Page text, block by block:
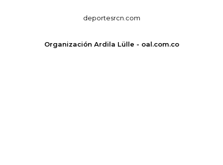
deportesrcn.com
Organización Ardila Lülle - oal.com.co